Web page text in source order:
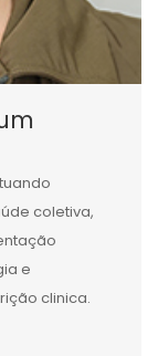
coletiva,
e
clinica.